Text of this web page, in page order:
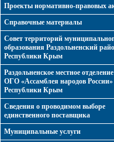
Проекты нормативно-правовых
Справочные материалы
Совет территорий
образования Раздольненский
Республики Крым
Раздольненское местное отделение
ОГО «Ассамблея народов России»
Республики Крым
Cведения о проводимом выборе
единственного поставщика
Муниципальные услуги